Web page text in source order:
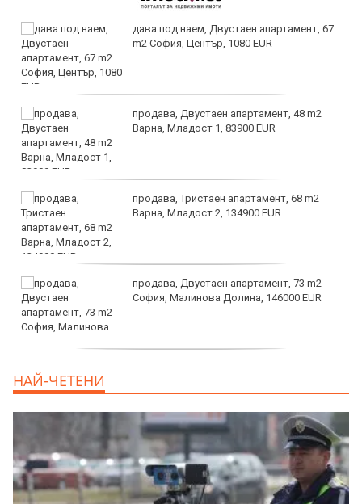
дава под наем, Двустаен апартамент, 67
m2 София, Център, 1080 EUR
продава, Двустаен апартамент, 48 m2
Варна, Младост 1, 83900 EUR
продава, Тристаен апартамент, 68 m2
Варна, Младост 2, 134900 EUR
продава, Двустаен апартамент, 73 m2
София, Малинова Долина, 146000 EUR
НАЙ-ЧЕТЕНИ